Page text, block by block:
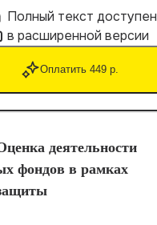
Полный текст доступен
в расширенной версии
Оплатить 449 р.
деятельности
фондов в рамках